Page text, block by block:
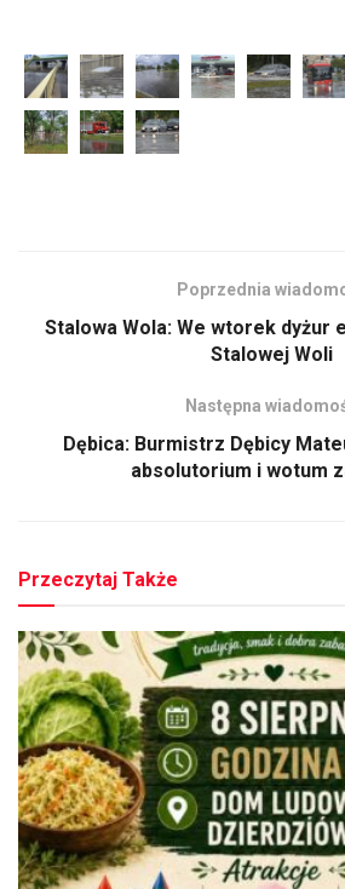
Poprzednia
Stalowa Wola: We wtorek dyżur
Stalowej Woli
Następna
Dębica: Burmistrz Dębicy
absolutorium i wotum
Przeczytaj Także